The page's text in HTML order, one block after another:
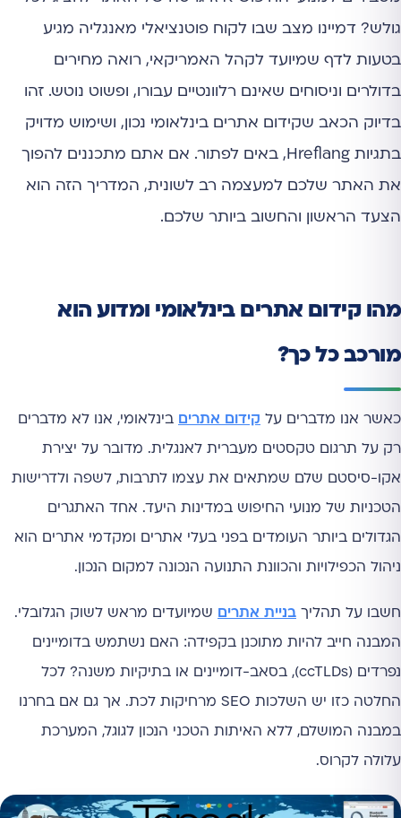
גולש? דמיינו מצב שבו לקוח פוטנציאלי מאנגליה מגיע
בטעות לדף שמיועד לקהל האמריקאי, רואה מחירים
בדולרים וניסוחים שאינם רלוונטיים עבורו, ופשוט נוטש. זהו
בדיוק הכאב שקידום אתרים בינלאומי נכון, ושימוש מדויק
בתגיות Hreflang, באים לפתור. אם אתם מתכננים להפוך
את האתר שלכם למעצמה רב לשונית, המדריך הזה הוא
הצעד הראשון והחשוב ביותר שלכם.
מהו קידום אתרים בינלאומי ומדוע הוא
מורכב כל כך?
כאשר אנו מדברים על קידום אתרים בינלאומי, אנו לא מדברים
רק על תרגום טקסטים מעברית לאנגלית. מדובר על יצירת
אקו-סיסטם שלם שמתאים את עצמו לתרבות, לשפה ולדרישות
הטכניות של מנועי החיפוש במדינות היעד. אחד האתגרים
הגדולים ביותר העומדים בפני בעלי אתרים ומקדמי אתרים הוא
ניהול הכפילויות והכוונת התנועה הנכונה למקום הנכון.
חשבו על תהליך בניית אתרים שמיועדים מראש לשוק הגלובלי.
המבנה חייב להיות מתוכנן בקפידה: האם נשתמש בדומיינים
נפרדים (ccTLDs), בסאב-דומיינים או בתיקיות משנה? לכל
החלטה כזו יש השלכות SEO מרחיקות לכת. אך גם אם בחרנו
במבנה המושלם, ללא האיתות הטכני הנכון לגוגל, המערכת
עלולה לקרוס.